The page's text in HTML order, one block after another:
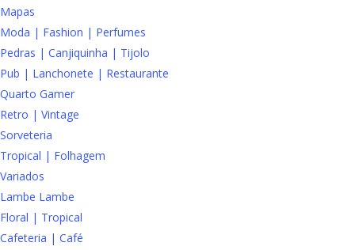
Mapas
Moda | Fashion | Perfumes
Pedras | Canjiquinha | Tijolo
Pub | Lanchonete | Restaurante
Quarto Gamer
Retro | Vintage
Sorveteria
Tropical | Folhagem
Variados
Lambe Lambe
Floral | Tropical
Cafeteria | Café